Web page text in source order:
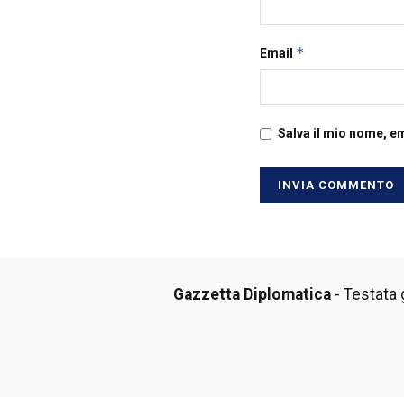
Email *
Salva il mio nome,
Gazzetta Diplomatica- Testata